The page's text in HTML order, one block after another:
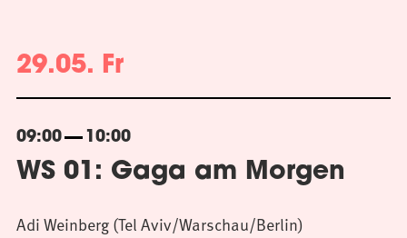
29.05. Fr
09:00 10:00
WS 01: Gaga am Morgen
Adi Weinberg (Tel Aviv/Warschau/Berlin)